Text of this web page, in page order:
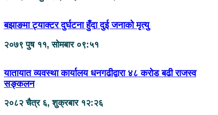
बझाङमा ट्याक्टर दुर्घटना हुँदा दुई जनाको मृत्यु
२०७९ पुष ११, सोमबार ०९:५१
यातायात व्यवस्था कार्यालय धनगढीद्वारा ४८ करोड बढी राजस्व
सङ्कलन
२०८२ चैत्र ६, शुक्रबार १२:२६